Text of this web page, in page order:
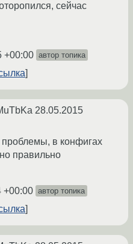
сейчас
+00:00 автор топика
28.05.2015
в конфигах
правильно
+00:00 автор топика